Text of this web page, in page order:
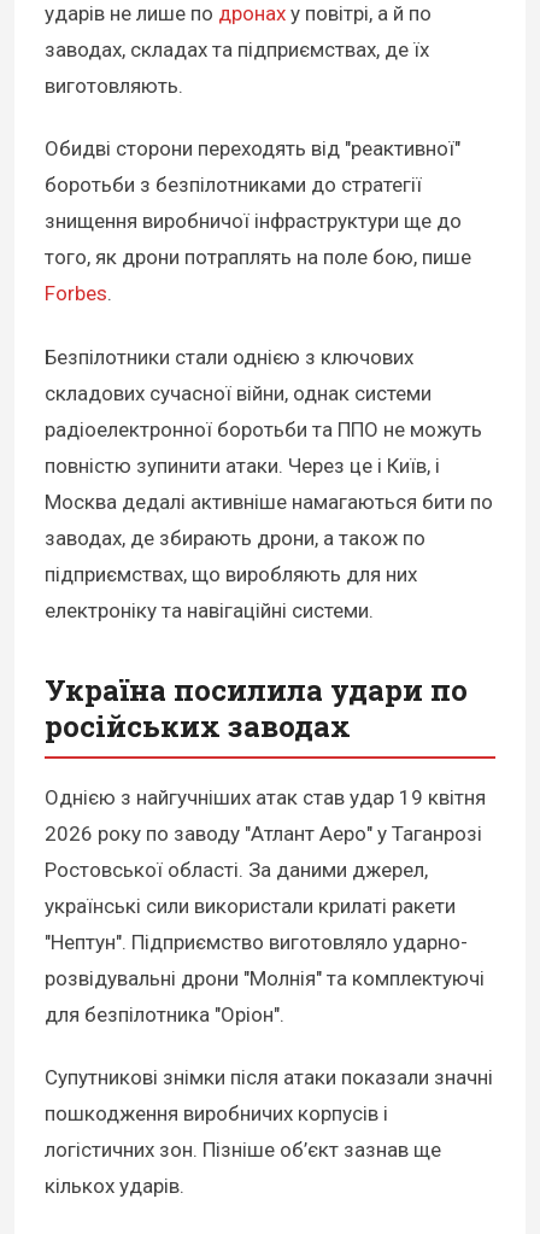
ударів не лише по дронах у повітрі, а й по
заводах, складах та підприємствах, де їх
виготовляють.
Обидві сторони переходять від "реактивної"
боротьби з безпілотниками до стратегії
знищення виробничої інфраструктури ще до
того, як дрони потраплять на поле бою, пише
Forbes.
Безпілотники стали однією з ключових
складових сучасної війни, однак системи
радіоелектронної боротьби та ППО не можуть
повністю зупинити атаки. Через це і Київ, і
Москва дедалі активніше намагаються бити по
заводах, де збирають дрони, а також по
підприємствах, що виробляють для них
електроніку та навігаційні системи.
Україна посилила удари по
російських заводах
Однією з найгучніших атак став удар 19 квітня
2026 року по заводу "Атлант Аеро" у Таганрозі
Ростовської області. За даними джерел,
українські сили використали крилаті ракети
"Нептун". Підприємство виготовляло ударно-
розвідувальні дрони "Молнія" та комплектуючі
для безпілотника "Оріон".
Супутникові знімки після атаки показали значні
пошкодження виробничих корпусів і
логістичних зон. Пізніше об’єкт зазнав ще
кількох ударів.